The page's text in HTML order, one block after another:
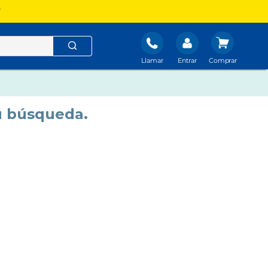
Llamar Entrar
búsqueda.